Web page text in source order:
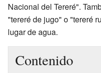
Nacional del Tereré".
"tereré de jugo" o "tereré
lugar de agua.
Contenido